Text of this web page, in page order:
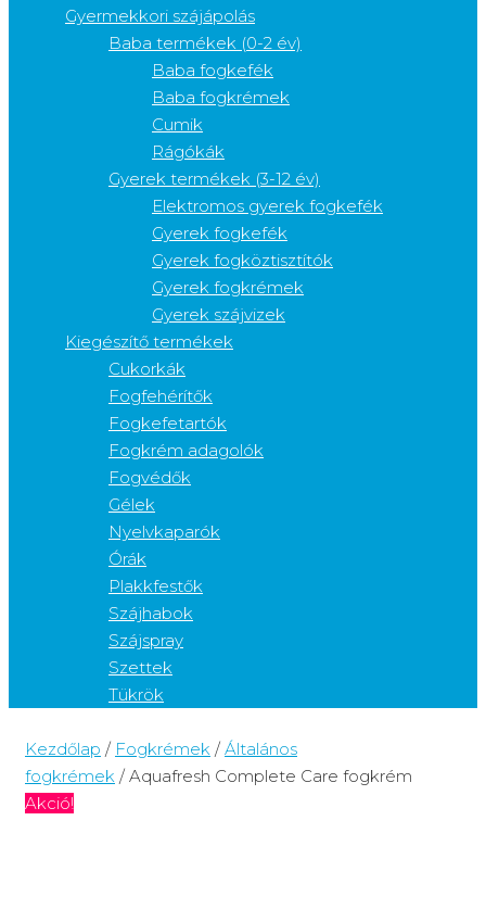
Gyermekkori szájápolás
Baba termékek (0-2 év)
Baba fogkefék
Baba fogkrémek
Cumik
Rágókák
Gyerek termékek (3-12 év)
Elektromos gyerek fogkefék
Gyerek fogkefék
Gyerek fogköztisztítók
Gyerek fogkrémek
Gyerek szájvizek
Kiegészítő termékek
Cukorkák
Fogfehérítők
Fogkefetartók
Fogkrém adagolók
Fogvédők
Gélek
Nyelvkaparók
Órák
Plakkfestők
Szájhabok
Szájspray
Szettek
Tükrök
Kezdőlap / Fogkrémek / Általános
fogkrémek / Aquafresh Complete Care fogkrém
Akció!